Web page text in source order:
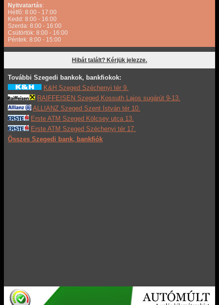
Nyitvatartás:
Hétfő: 8:00 - 17:00
Kedd: 8:00 - 16:00
Szerda: 8:00 - 16:00
Csütörtök: 8:00 - 16:00
Péntek: 8:00 - 15:00
Hibát talált? Kérjük jelezze.
További Szegedi bankok, bankfiokok:
K&H Szeged Széchenyi tér 9.
RAIFFEISEN Szeged Kossuth Lajos sugárút 9-13.
ALLIANZ Szeged Szent István tér 10.
Erste ATM Szeged Kölcsey utca 13.
Erste ATM Szeged Széchenyi tér 17.
Összes Szegedi bank, bankfiók